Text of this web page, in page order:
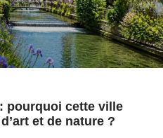
pourquoi cette ville
et de nature ?